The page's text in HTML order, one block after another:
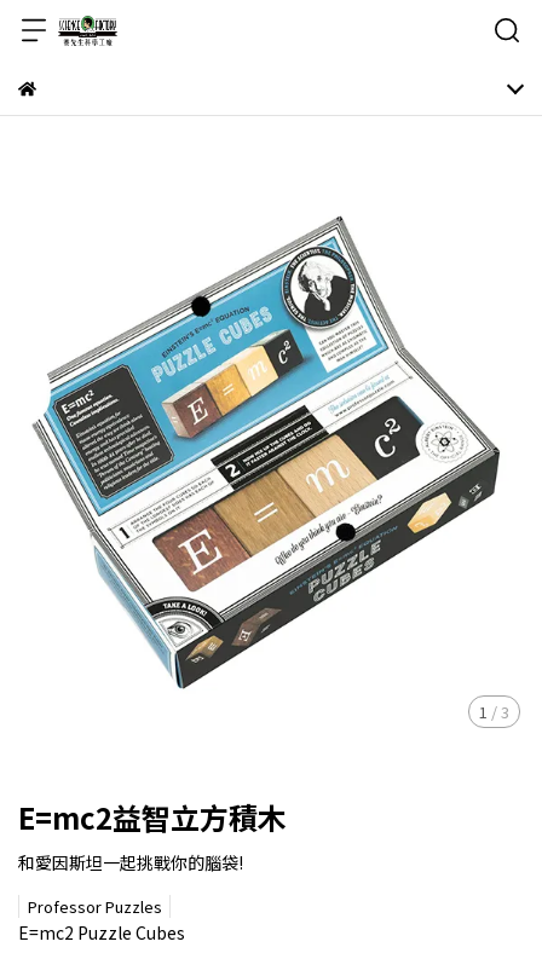
1 /3
E=mc2益智立方積木
和愛因斯坦一起挑戰你的腦袋!
Professor Puzzles
E=mc2 Puzzle Cubes